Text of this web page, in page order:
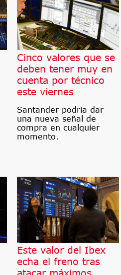
Cinco valores que se
deben tener muy en
cuenta por técnico
este viernes
Santander podría dar
una nueva señal de
compra en cualquier
momento.
Este valor del Ibex
echa el freno tras